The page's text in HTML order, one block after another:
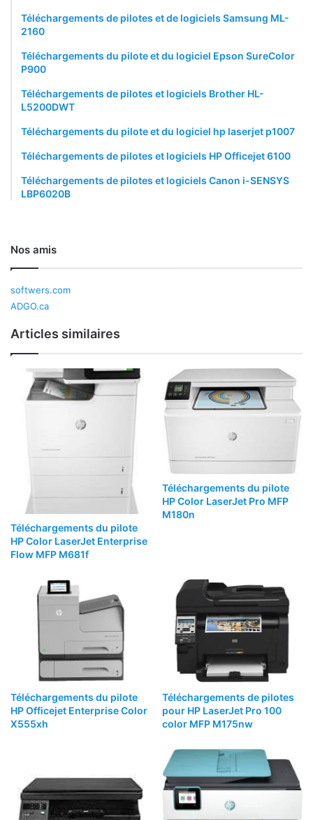
Téléchargements de pilotes et de logiciels Samsung ML-
2160
Téléchargements du pilote et du logiciel Epson SureColor
P900
Téléchargements de pilotes et logiciels Brother HL-
L5200DWT
Téléchargements du pilote et du logiciel hp laserjet p1007
Téléchargements de pilotes et logiciels HP Officejet 6100
Téléchargements de pilotes et logiciels Canon i-SENSYS
LBP6020B
Nos amis
softwers.com
ADGO.ca
Articles similaires
Téléchargements du pilote
HP Color LaserJet Enterprise
Flow MFP M681f
Téléchargements du pilote
HP Color LaserJet Pro MFP
M180n
Téléchargements du pilote
HP Officejet Enterprise Color
X555xh
Téléchargements de pilotes
pour HP LaserJet Pro 100
color MFP M175nw